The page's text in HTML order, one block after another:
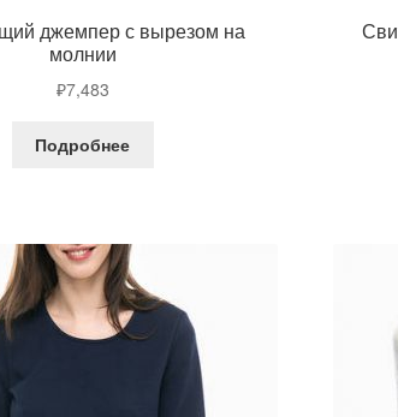
джемпер с вырезом на
молнии
₽7,483
Подробнее